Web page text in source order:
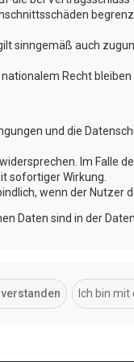
sinngemäß auch
Recht bleiben
und die
Im Falle
sofortiger Wirkung.
wenn der Nutzer
Daten sind in der